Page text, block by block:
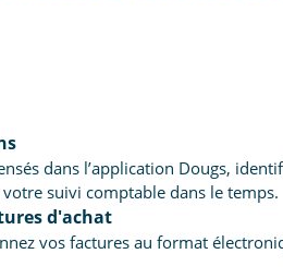
dans l’application Dougs,
suivi comptable dans le temps.
d'achat
vos factures au format